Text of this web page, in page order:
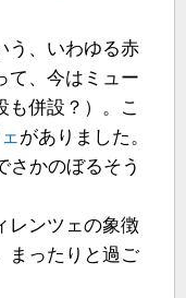
う、いわゆる赤
て、今はミュー
も併設？）。こ
がありました。
さかのぼるそう
レンツェの象徴
まったりと過ご